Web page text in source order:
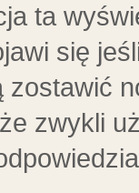
ta
się
zostawić
zwykli